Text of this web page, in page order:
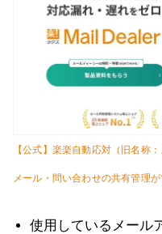
【公式】楽楽自動応対（旧名称
メール・問い合わせの共有管理
使用しているメール